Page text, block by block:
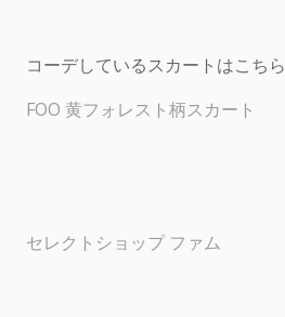
コーデしているスカートはこちら
FOO 黄フォレスト柄スカート
セレクトショップ ファム